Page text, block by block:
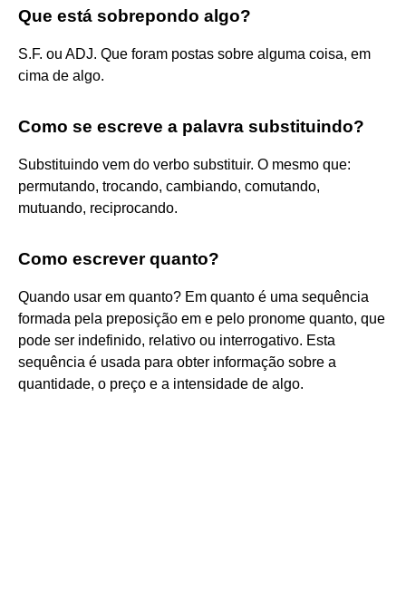
Que está sobrepondo algo?
S.F. ou ADJ. Que foram postas sobre alguma coisa, em
cima de algo.
Como se escreve a palavra substituindo?
Substituindo vem do verbo substituir. O mesmo que:
permutando, trocando, cambiando, comutando,
mutuando, reciprocando.
Como escrever quanto?
Quando usar em quanto? Em quanto é uma sequência
formada pela preposição em e pelo pronome quanto, que
pode ser indefinido, relativo ou interrogativo. Esta
sequência é usada para obter informação sobre a
quantidade, o preço e a intensidade de algo.